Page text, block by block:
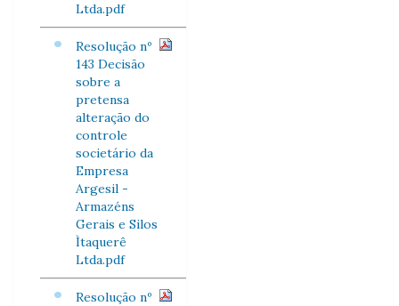
Ltda.pdf
Resolução nº
143 Decisão
sobre a
pretensa
alteração do
controle
societário da
Empresa
Argesil -
Armazéns
Gerais e Silos
Ìtaquerê
Ltda.pdf
Resolução nº